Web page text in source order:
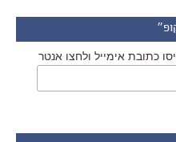
כתובת אימייל ולחצו אנטר